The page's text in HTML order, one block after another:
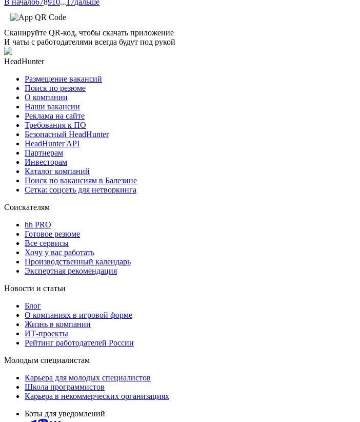
Сканируйте QR-код, чтобы скачать приложение
И чаты с работодателями всегда будут под рукой
HeadHunter
Размещение вакансий
Поиск по резюме
О компании
Наши вакансии
Реклама на сайте
Требования к ПО
Безопасный HeadHunter
HeadHunter API
Партнерам
Инвесторам
Каталог компаний
Поиск по вакансиям в Балезине
Сетка: соцсеть для нетворкинга
Соискателям
hh PRO
Готовое резюме
Все сервисы
Хочу у вас работать
Производственный календарь
Экспертная рекомендация
Новости и статьи
Блог
О компаниях в игровой форме
Жизнь в компании
ИТ-проекты
Рейтинг работодателей России
Молодым специалистам
Карьера для молодых специалистов
Школа программистов
Карьера в некоммерческих организациях
Боты для уведомлений